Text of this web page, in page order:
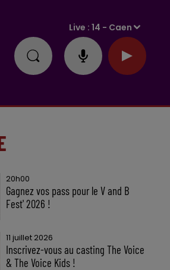
Live :14 - Caen
20h00
Gagnez vos pass pour le V and B
Fest' 2026 !
11 juillet 2026
Inscrivez-vous au casting The Voice
& The Voice Kids !